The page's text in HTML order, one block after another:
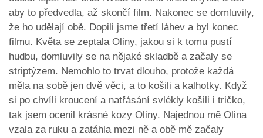
aby to předvedla, až skončí film. Nakonec se domluvily,
že ho udělají obě. Dopili jsme třetí láhev a byl konec
filmu. Květa se zeptala Oliny, jakou si k tomu pustí
hudbu, domluvily se na nějaké skladbě a začaly se
striptýzem. Nemohlo to trvat dlouho, protože každá
měla na sobě jen dvě věci, a to košili a kalhotky. Když
si po chvíli kroucení a natřásání svlékly košili i tričko,
tak jsem ocenil krásné kozy Oliny. Najednou mě Olina
vzala za ruku a zatáhla mezi ně a obě mě začaly